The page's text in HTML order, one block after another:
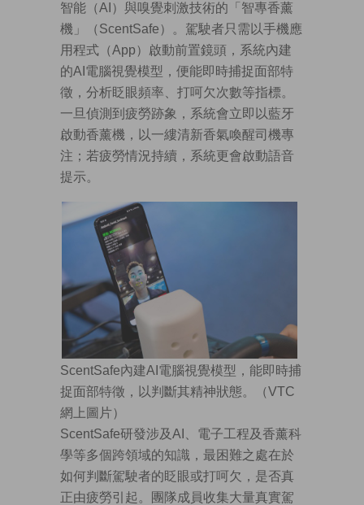
智能（AI）與嗅覺刺激技術的「智專香薰
機」（ScentSafe）。駕駛者只需以手機應
用程式（App）啟動前置鏡頭，系統內建
的AI電腦視覺模型，便能即時捕捉面部特
徵，分析眨眼頻率、打呵欠次數等指標。
一旦偵測到疲勞跡象，系統會立即以藍牙
啟動香薰機，以一縷清新香氣喚醒司機專
注；若疲勞情況持續，系統更會啟動語音
提示。
ScentSafe內建AI電腦視覺模型，能即時捕
捉面部特徵，以判斷其精神狀態。（VTC
網上圖片）
ScentSafe研發涉及AI、電子工程及香薰科
學等多個跨領域的知識，最困難之處在於
如何判斷駕駛者的眨眼或打呵欠，是否真
正由疲勞引起。團隊成員收集大量真實駕